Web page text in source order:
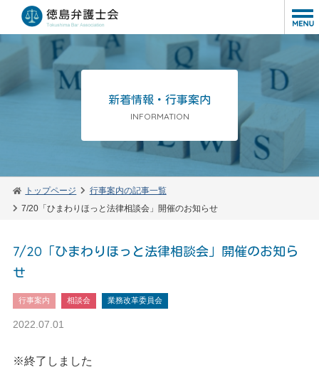
新着情報・行事案内
INFORMATION
トップページ
行事案内の記事一覧
7/20「ひまわりほっと法律相談会」開催のお知らせ
7/20「ひまわりほっと法律相談会」開催のお知ら
せ
行事案内 相談会 業務改革委員会
2022.07.01
※終了しました